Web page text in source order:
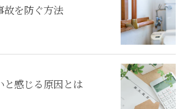
故を防ぐ方法
と感じる原因とは